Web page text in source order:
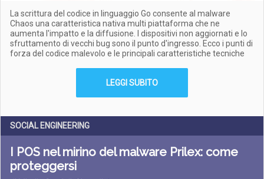
La scrittura del codice in linguaggio Go consente al malware
Chaos una caratteristica nativa multi piattaforma che ne
aumenta l'impatto e la diffusione. I dispositivi non aggiornati e lo
sfruttamento di vecchi bug sono il punto d'ingresso. Ecco i punti di
forza del codice malevolo e le principali caratteristiche tecniche
LEGGI SUBITO
SOCIAL ENGINEERING
I POS nel mirino del malware Prilex: come
proteggersi